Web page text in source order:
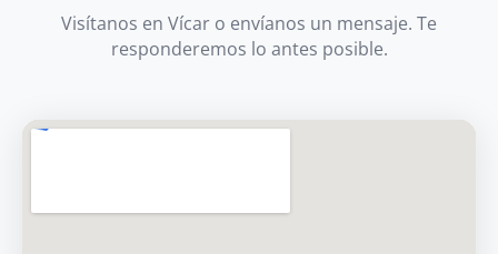
Visítanos en Vícar o envíanos un mensaje. Te
responderemos lo antes posible.